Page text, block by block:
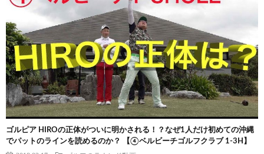
ゴルピア HIROの正体がついに明かされる！？なぜ1人だけ初めての沖縄
でパットのラインを読めるのか？ 【④ベルビーチゴルフクラブ 1-3H】